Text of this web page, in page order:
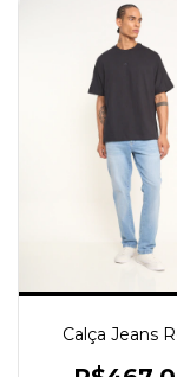
Calça Jeans